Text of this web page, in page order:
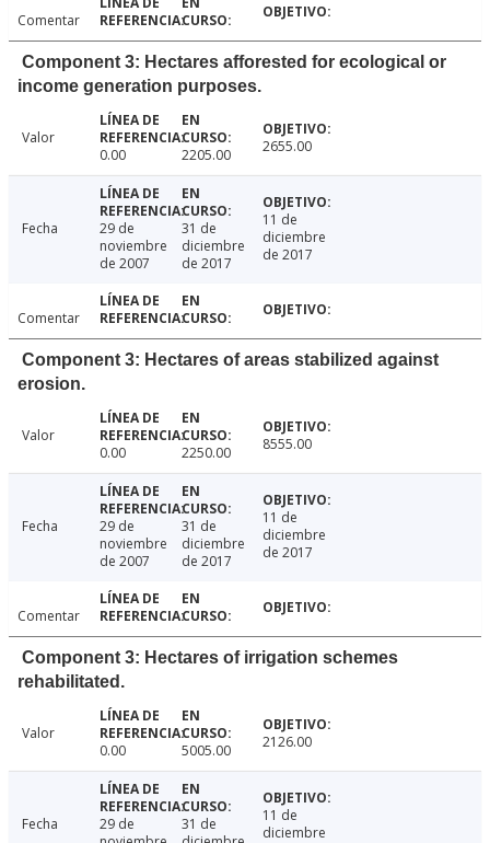
Comentar
Component 3: Hectares afforested for ecological or
income generation purposes.
Valor
0.00
2205.00 2655.00
Fecha
29 de
noviembre
de 2007
31 de
diciembre
de 2017
11 de
diciembre
de 2017
Comentar
Component 3: Hectares of areas stabilized against
erosion.
Valor
0.00
2250.00 8555.00
Fecha
29 de
noviembre
de 2007
31 de
diciembre
de 2017
11 de
diciembre
de 2017
Comentar
Component 3: Hectares of irrigation schemes
rehabilitated.
Valor
0.00
5005.00 2126.00
Fecha
29 de
31 de
11 de
diciembre